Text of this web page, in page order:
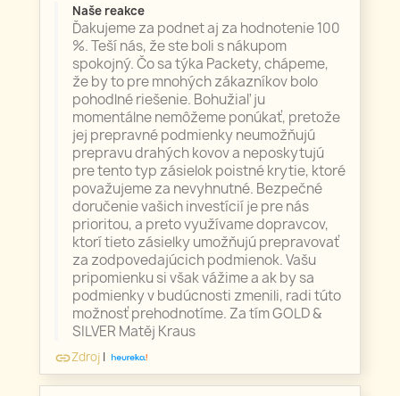
Naše reakce
Ďakujeme za podnet aj za hodnotenie 100
%. Teší nás, že ste boli s nákupom
spokojný. Čo sa týka Packety, chápeme,
že by to pre mnohých zákazníkov bolo
pohodlné riešenie. Bohužiaľ ju
momentálne nemôžeme ponúkať, pretože
jej prepravné podmienky neumožňujú
prepravu drahých kovov a neposkytujú
pre tento typ zásielok poistné krytie, ktoré
považujeme za nevyhnutné. Bezpečné
doručenie vašich investícií je pre nás
prioritou, a preto využívame dopravcov,
ktorí tieto zásielky umožňujú prepravovať
za zodpovedajúcich podmienok. Vašu
pripomienku si však vážime a ak by sa
podmienky v budúcnosti zmenili, radi túto
možnosť prehodnotíme. Za tím GOLD &
SILVER Matěj Kraus
linkZdroj |